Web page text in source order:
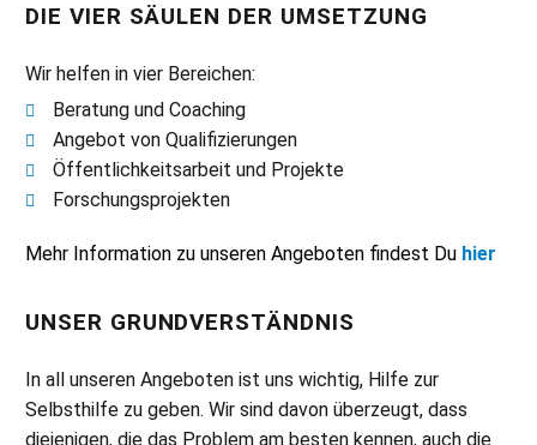
DIE VIER SÄULEN DER UMSETZUNG
Wir helfen in vier Bereichen:
Beratung und Coaching
Angebot von Qualifizierungen
Öffentlichkeitsarbeit und Projekte
Forschungsprojekten
Mehr Information zu unseren Angeboten findest Du hier
UNSER GRUNDVERSTÄNDNIS
In all unseren Angeboten ist uns wichtig, Hilfe zur
Selbsthilfe zu geben. Wir sind davon überzeugt, dass
diejenigen, die das Problem am besten kennen, auch die